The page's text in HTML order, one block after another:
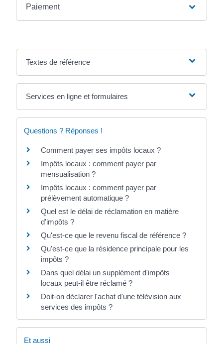
Paiement
Textes de référence
Services en ligne et formulaires
Questions ? Réponses !
Comment payer ses impôts locaux ?
Impôts locaux : comment payer par
mensualisation ?
Impôts locaux : comment payer par
prélèvement automatique ?
Quel est le délai de réclamation en matière
d'impôts ?
Qu'est-ce que le revenu fiscal de référence ?
Qu'est-ce que la résidence principale pour les
impôts ?
Dans quel délai un supplément d'impôts
locaux peut-il être réclamé ?
Doit-on déclarer l'achat d'une télévision aux
services des impôts ?
Et aussi